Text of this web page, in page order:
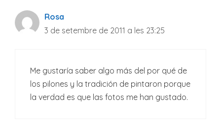
Rosa
3 de setembre de 2011 a les 23:25
Me gustaría saber algo más del por qué de
los pilones y la tradición de pintaron porque
la verdad es que las fotos me han gustado.